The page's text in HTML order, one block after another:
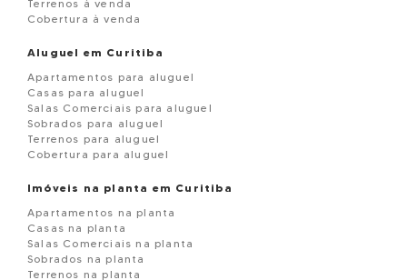
Terrenos à venda
Cobertura à venda
Aluguel em Curitiba
Apartamentos para aluguel
Casas para aluguel
Salas Comerciais para aluguel
Sobrados para aluguel
Terrenos para aluguel
Cobertura para aluguel
Imóveis na planta em Curitiba
Apartamentos na planta
Casas na planta
Salas Comerciais na planta
Sobrados na planta
Terrenos na planta